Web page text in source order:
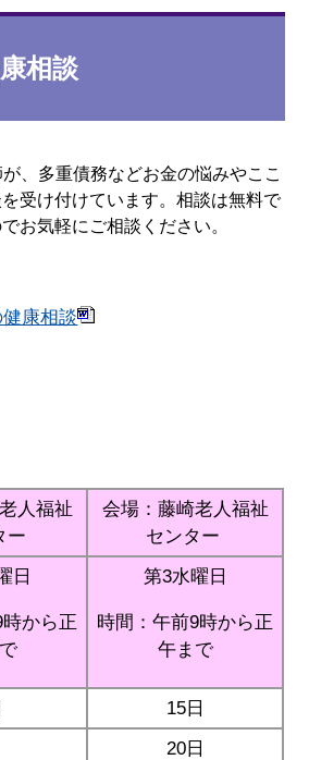
相談
、多重債務などお金の悩みやここ
受け付けています。相談は無料で
お気軽にご相談ください。
康相談
人福祉
ー
会場：藤崎老人福祉
センター
日
から正
第3水曜日
時間：午前9時から正
午まで
15日
20日